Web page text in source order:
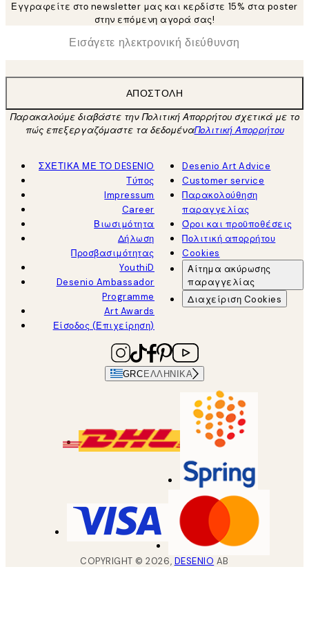
Εγγραφείτε στο newsletter μας και κερδίστε 15% στα poster
στην επόμενη αγορά σας!
Ηλεκτρονική Διεύθυνση
ΑΠΟΣΤΟΛΉ
Παρακαλούμε διαβάστε την Πολιτική Απορρήτου σχετικά με το
πώς επεξεργαζόμαστε τα δεδομέναΠολιτική Απορρήτου
ΣΧΕΤΙΚΑ ΜΕ ΤΟ DESENIO
Τύπος
Impressum
Career
Βιωσιμότητα
Δήλωση
Προσβασιμότητας
YouthiD
Desenio Ambassador
Programme
Art Awards
Είσοδος (Επιχείρηση)
Desenio Art Advice
Customer service
Παρακολούθηση
παραγγελίας
Όροι και προϋποθέσεις
Πολιτική απορρήτου
Cookies
Αίτημα ακύρωσης
παραγγελίας
Διαχείριση Cookies
GRCΕΛΛΗΝΙΚΆ
COPYRIGHT ©2026, DESENIO AB